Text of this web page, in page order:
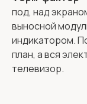
под, над
выносной
индикатором.
план, а вся
телевизор.